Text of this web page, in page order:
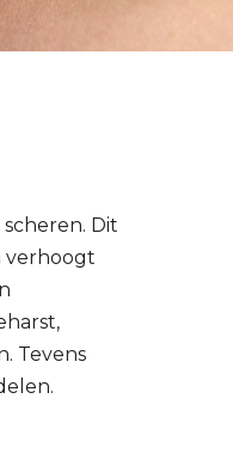
Dit
verhoogt
Tevens